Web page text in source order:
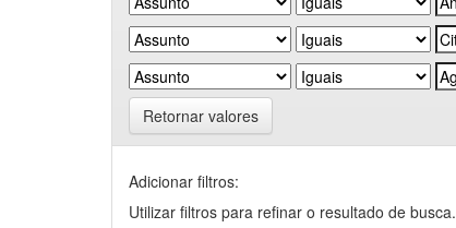
Retornar valores
Adicionar filtros:
Utilizar filtros para refinar o resultado de busca.